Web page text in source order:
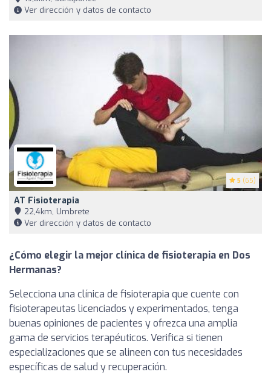
Ver dirección y datos de contacto
5 (65)
AT Fisioterapia
22,4km, Umbrete
Ver dirección y datos de contacto
¿Cómo elegir la mejor clínica de fisioterapia en Dos
Hermanas?
Selecciona una clínica de fisioterapia que cuente con
fisioterapeutas licenciados y experimentados, tenga
buenas opiniones de pacientes y ofrezca una amplia
gama de servicios terapéuticos. Verifica si tienen
especializaciones que se alineen con tus necesidades
específicas de salud y recuperación.